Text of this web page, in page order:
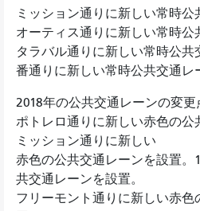
ミッション通りに新しい常時公
オーティス通りに新しい常時公
タラバル通りに新しい常時公共
番通りに新しい常時公共交通レ
2018年の公共交通レーンの変更
ポトレロ通りに新しい赤色の公
ミッション通りに新しい
赤色の公共交通レーンを設置。
共交通レーンを設置。
フリーモント通りに新しい赤色